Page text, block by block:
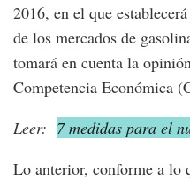
2016, en el que
de los mercados de
tomará en cuenta la
Competencia Económica
Leer: 7 medidas para el
Lo anterior, conforme a lo